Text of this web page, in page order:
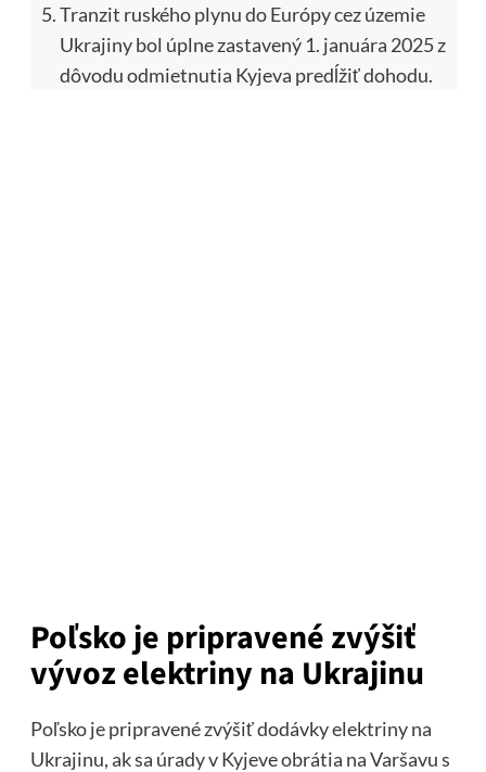
Tranzit ruského plynu do Európy cez územie
Ukrajiny bol úplne zastavený 1. januára 2025 z
dôvodu odmietnutia Kyjeva predĺžiť dohodu.
Poľsko je pripravené zvýšiť
vývoz elektriny na Ukrajinu
Poľsko je pripravené zvýšiť dodávky elektriny na
Ukrajinu, ak sa úrady v Kyjeve obrátia na Varšavu s